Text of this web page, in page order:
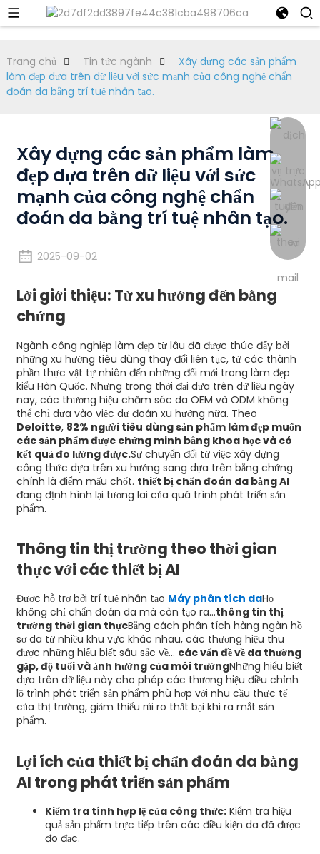
Trang chủ Tin tức ngành
Xây dựng các sản phẩm
làm đẹp dựa trên dữ liệu với sức mạnh của công nghệ chẩn
đoán da bằng trí tuệ nhân tạo.
Xây dựng các sản phẩm làm
đẹp dựa trên dữ liệu với sức
mạnh của công nghệ chẩn
đoán da bằng trí tuệ nhân tạo.
2025-09-02
Lời giới thiệu: Từ xu hướng đến bằng
chứng
Ngành công nghiệp làm đẹp từ lâu đã được thúc đẩy bởi
những xu hướng tiêu dùng thay đổi liên tục, từ các thành
phần thực vật tự nhiên đến những đổi mới trong làm đẹp
kiểu Hàn Quốc. Nhưng trong thời đại dựa trên dữ liệu ngày
nay, các thương hiệu chăm sóc da OEM và ODM không
thể chỉ dựa vào việc dự đoán xu hướng nữa. Theo
Deloitte, 82% người tiêu dùng sản phẩm làm đẹp muốn
các sản phẩm được chứng minh bằng khoa học và có
kết quả đo lường được.Sự chuyển đổi từ việc xây dựng
công thức dựa trên xu hướng sang dựa trên bằng chứng
chính là điểm mấu chốt. thiết bị chẩn đoán da bằng AI
đang định hình lại tương lai của quá trình phát triển sản
phẩm.
Thông tin thị trường theo thời gian
thực với các thiết bị AI
Được hỗ trợ bởi trí tuệ nhân tạo Máy phân tích daHọ
không chỉ chẩn đoán da mà còn tạo ra...thông tin thị
trường thời gian thựcBằng cách phân tích hàng ngàn hồ
sơ da từ nhiều khu vực khác nhau, các thương hiệu thu
được những hiểu biết sâu sắc về... các vấn đề về da thường
gặp, độ tuổi và ảnh hưởng của môi trườngNhững hiểu biết
dựa trên dữ liệu này cho phép các thương hiệu điều chỉnh
lộ trình phát triển sản phẩm phù hợp với nhu cầu thực tế
của thị trường, giảm thiểu rủi ro thất bại khi ra mắt sản
phẩm.
Lợi ích của thiết bị chẩn đoán da bằng
AI trong phát triển sản phẩm
Kiểm tra tính hợp lệ của công thức:Kiểm tra hiệu
quả sản phẩm trực tiếp trên các điều kiện da đã được
đo đạc.